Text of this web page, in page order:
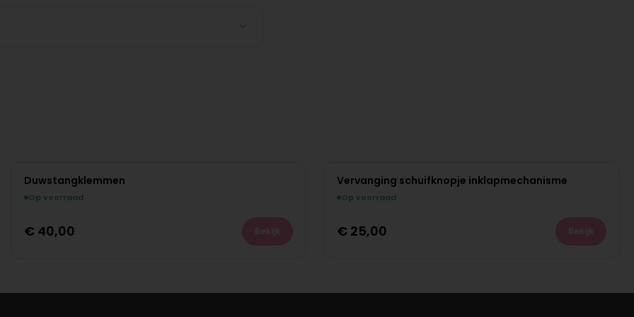
Duwstangklemmen
Op voorraad
€ 40,00
Vervanging schuifknopje inklapmechanisme
Op voorraad
€ 25,00